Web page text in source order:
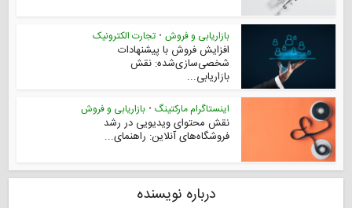
بازاریابی و فروش • تجارت الکترونیک
افزایش فروش با پیشنهادات
شخصی‌سازی‌شده: نقش
بازاریابی...
اینستاگرام مارکتینگ • بازاریابی و فروش
نقش محتوای ویدیویی در رشد
فروشگاه‌های آنلاین: راهنمای...
درباره نویسنده